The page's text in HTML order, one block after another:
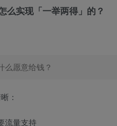
么实现「一举两得」的？
么愿意给钱？
：
流量支持